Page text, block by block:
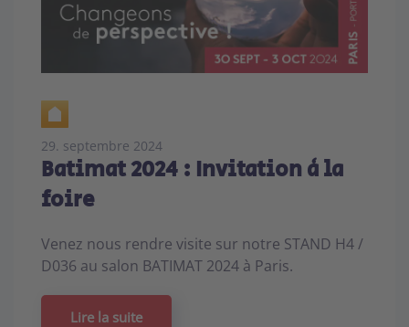
29. septembre 2024
Batimat 2024 : Invitation à la
foire
Venez nous rendre visite sur notre STAND H4 /
D036 au salon BATIMAT 2024 à Paris.
Lire la suite